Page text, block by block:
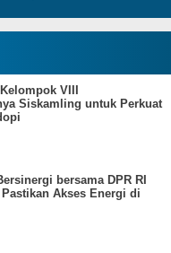
VIII
Siskamling untuk Perkuat
bersama DPR RI
Akses Energi di